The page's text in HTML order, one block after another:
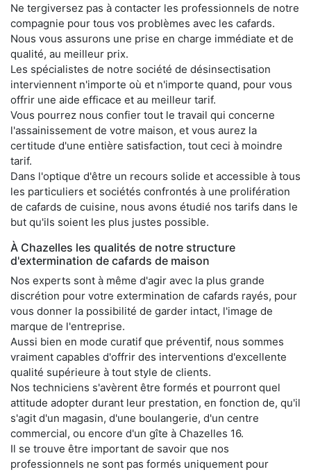
Ne tergiversez pas à contacter les professionnels de notre
compagnie pour tous vos problèmes avec les cafards.
Nous vous assurons une prise en charge immédiate et de
qualité, au meilleur prix.
Les spécialistes de notre société de désinsectisation
interviennent n'importe où et n'importe quand, pour vous
offrir une aide efficace et au meilleur tarif.
Vous pourrez nous confier tout le travail qui concerne
l'assainissement de votre maison, et vous aurez la
certitude d'une entière satisfaction, tout ceci à moindre
tarif.
Dans l'optique d'être un recours solide et accessible à tous
les particuliers et sociétés confrontés à une prolifération
de cafards de cuisine, nous avons étudié nos tarifs dans le
but qu'ils soient les plus justes possible.
À Chazelles les qualités de notre structure
d'extermination de cafards de maison
Nos experts sont à même d'agir avec la plus grande
discrétion pour votre extermination de cafards rayés, pour
vous donner la possibilité de garder intact, l'image de
marque de l'entreprise.
Aussi bien en mode curatif que préventif, nous sommes
vraiment capables d'offrir des interventions d'excellente
qualité supérieure à tout style de clients.
Nos techniciens s'avèrent être formés et pourront quel
attitude adopter durant leur prestation, en fonction de, qu'il
s'agit d'un magasin, d'une boulangerie, d'un centre
commercial, ou encore d'un gîte à Chazelles 16.
Il se trouve être important de savoir que nos
professionnels ne sont pas formés uniquement pour